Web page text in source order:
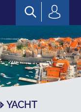
YACHT